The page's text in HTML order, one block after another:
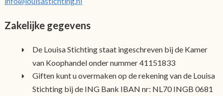
Zakelijke gegevens
De Louisa Stichting staat ingeschreven bij de Kamer
van Koophandel onder nummer 41151833
Giften kunt u overmaken op de rekening van de Louisa
Stichting bij de ING Bank IBAN nr: NL70 INGB 0681